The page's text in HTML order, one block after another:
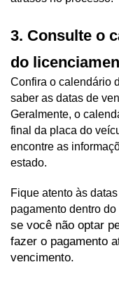
3. Consulte o
do
Confira o calendário
saber as datas de
Geralmente, o
final da placa do
encontre as
estado.
Fique atento às
pagamento dentro
se você não optar
fazer o pagamento
vencimento.